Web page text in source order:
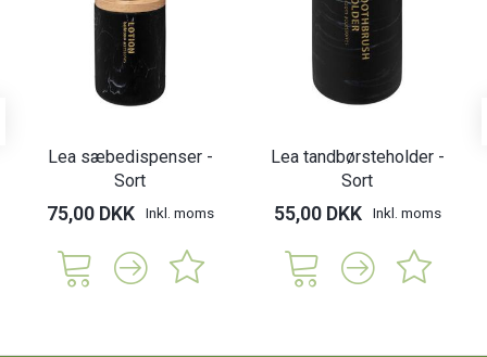
Lea sæbedispenser -
Sort
75,00 DKK Inkl. moms
Lea tandbørsteholder -
Sort
55,00 DKK Inkl. moms